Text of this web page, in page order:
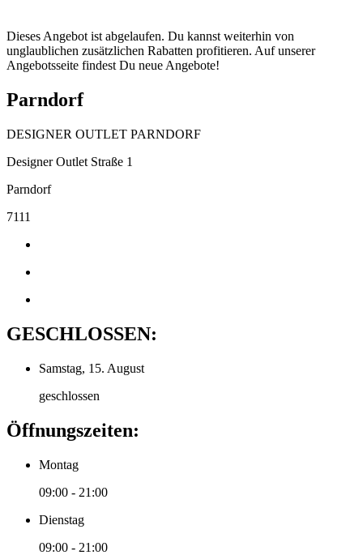
Dieses Angebot ist abgelaufen. Du kannst weiterhin von
unglaublichen zusätzlichen Rabatten profitieren. Auf unserer
Angebotsseite findest Du neue Angebote!
Parndorf
DESIGNER OUTLET PARNDORF
Designer Outlet Straße 1
Parndorf
7111
GESCHLOSSEN:
Samstag, 15. August
geschlossen
Öffnungszeiten:
Montag
09:00 - 21:00
Dienstag
09:00 - 21:00